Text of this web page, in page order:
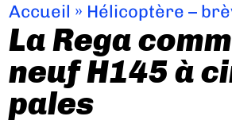
Accueil » Hélicoptère –
La Rega
neuf H145 à
pales